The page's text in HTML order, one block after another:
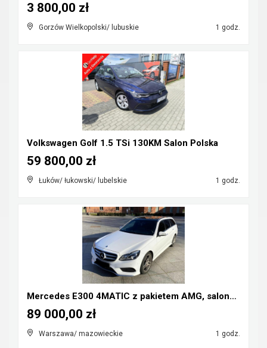
Gorzów Wielkopolski/ lubuskie 1 godz.
3 800,00 zł
Volkswagen Golf 1.5 TSi 130KM Salon Polska
Łuków/ łukowski/ lubelskie 1 godz.
59 800,00 zł
Mercedes E300 4MATIC z pakietem AMG, salonPL, bezw...
Warszawa/ mazowieckie 1 godz.
89 000,00 zł